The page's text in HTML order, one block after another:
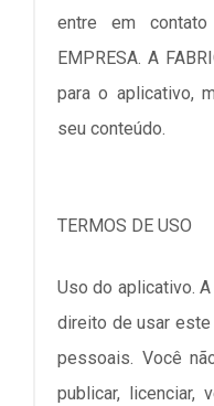
entre em
EMPRESA. A
para o aplicativo,
seu conteúdo.
TERMOS DE USO
Uso do aplicativo.
direito de usar
pessoais. Você
publicar, licenciar,